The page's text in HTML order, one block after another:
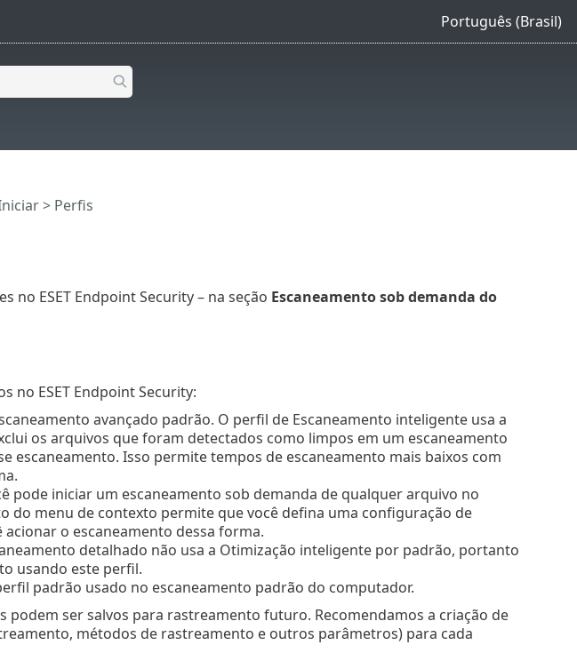
Português (Brasil)
> Perfis
no ESET Endpoint Security – na seção Escaneamento sob demanda do
no ESET Endpoint Security:
avançado padrão. O perfil de Escaneamento inteligente usa a
os arquivos que foram detectados como limpos em um escaneamento
escaneamento. Isso permite tempos de escaneamento mais baixos com
pode iniciar um escaneamento sob demanda de qualquer arquivo no
do menu de contexto permite que você defina uma configuração de
o escaneamento dessa forma.
detalhado não usa a Otimização inteligente por padrão, portanto
usando este perfil.
padrão usado no escaneamento padrão do computador.
ser salvos para rastreamento futuro. Recomendamos a criação de
métodos de rastreamento e outros parâmetros) para cada